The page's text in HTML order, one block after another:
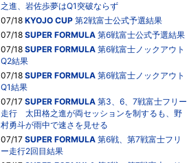
之進、岩佐歩夢はQ1突破ならず
07/18 KYOJO CUP 第2戦富士公式予選結果
07/18 SUPER FORMULA 第6戦富士公式予選結果
07/18 SUPER FORMULA 第6戦富士ノックアウト
Q2結果
07/18 SUPER FORMULA 第6戦富士ノックアウト
Q1結果
07/17 SUPER FORMULA 第3、6、7戦富士フリー
走行 太田格之進が両セッションを制するも、野
村勇斗が雨中で速さを見せる
07/17 SUPER FORMULA 第6戦、第7戦富士フリ
ー走行2回目結果